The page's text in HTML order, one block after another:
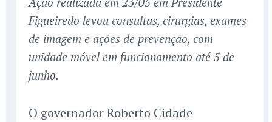
Figueiredo levou consultas, cirurgias, exames
de imagem e ações de prevenção, com
unidade móvel em funcionamento até 5 de
junho.
O governador Roberto Cidade